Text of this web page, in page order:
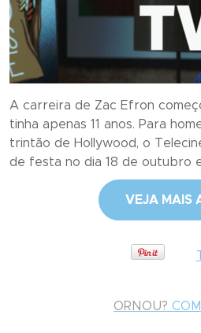
A carreira de Zac Efron
tinha apenas 11 anos. Para
trintão de Hollywood, o
de festa no dia 18 de outubro
VEJA MAIS
ORNOU?